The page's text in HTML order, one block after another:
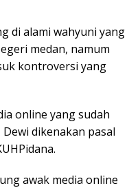
di alami wahyuni yang
medan, namum
kontroversi yang
online yang sudah
dikenakan pasal
awak media online